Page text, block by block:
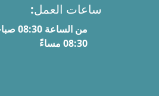
ساعات العمل:
من
08:30 مساءً